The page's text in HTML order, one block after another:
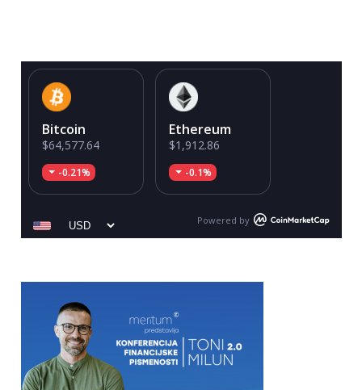
Bitcoin
$64,577.64
-0.21%
Ethereum
$1,912.86
-0.1%
Powered by